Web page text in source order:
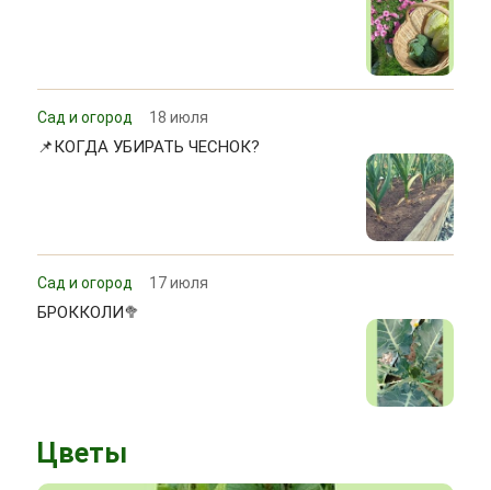
Сад и огород 18 июля
📌КОГДА УБИРАТЬ ЧЕСНОК?
Сад и огород 17 июля
БРОККОЛИ🥦
Цветы